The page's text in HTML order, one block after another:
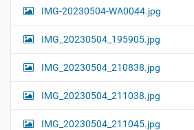
IMG-20230504-WA0044.jpg
IMG_20230504_195905.jpg
IMG_20230504_210838.jpg
IMG_20230504_211038.jpg
IMG_20230504_211045.jpg